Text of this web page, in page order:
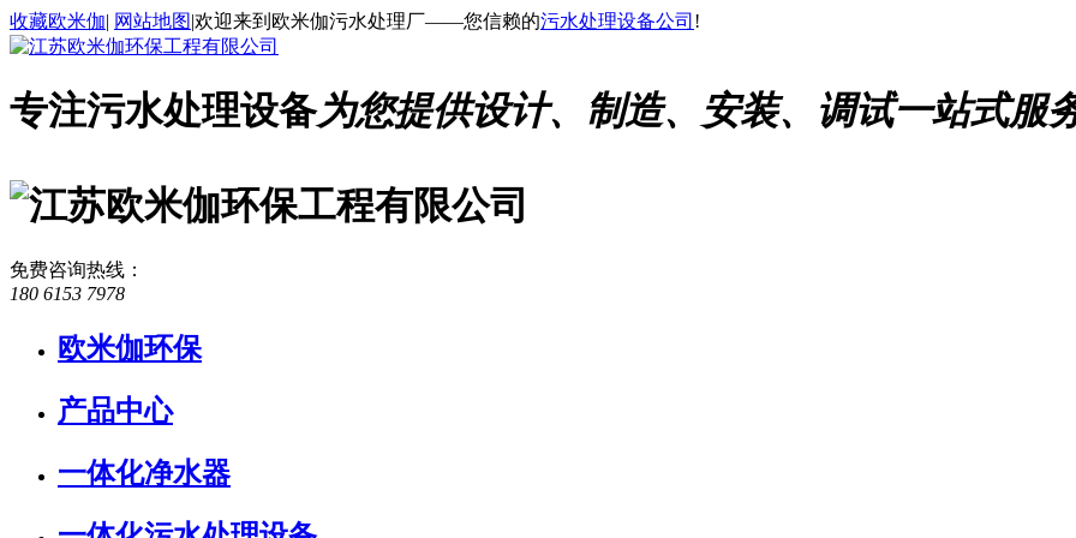
收藏欧米伽| 网站地图|欢迎来到欧米伽污水处理厂——您信赖的污水处理设备公司 !
专注污水处理设备为您提供设计、制造、安装、调试一站式服
免费咨询热线 ：
180 6153 7978
欧米伽环保
产品中心
一体化净水器